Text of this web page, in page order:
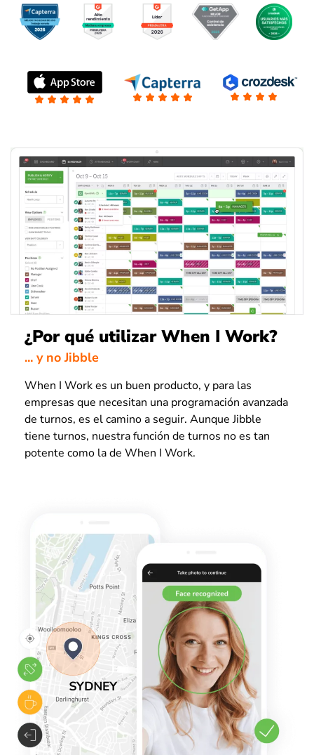
¿Por qué utilizar When I Work?
... y no Jibble
When I Work es un buen producto, y para las
empresas que necesitan una programación avanzada
de turnos, es el camino a seguir. Aunque Jibble
tiene turnos, nuestra función de turnos no es tan
potente como la de When I Work.